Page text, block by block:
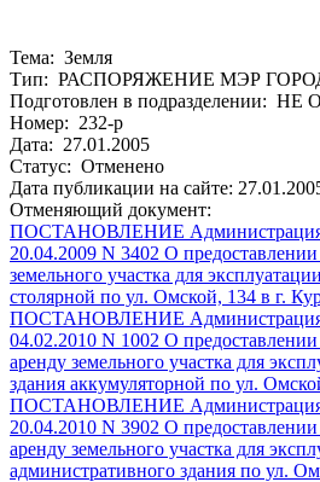
Тема: Земля
Тип: РАСПОРЯЖЕНИЕ МЭР
Подготовлен в подразделении:
Номер: 232-р
Дата: 27.01.2005
Статус: Отменено
Дата публикации на сайте:
Отменяющий документ:
ПОСТАНОВЛЕНИЕ Администрация
20.04.2009 N 3402 О
земельного участка для
столярной по ул. Омской, 134 в г.
ПОСТАНОВЛЕНИЕ Администрация
04.02.2010 N 1002 О
аренду земельного участка для
здания аккумуляторной по ул.
ПОСТАНОВЛЕНИЕ Администрация
20.04.2010 N 3902 О
аренду земельного участка для
административного здания по ул.